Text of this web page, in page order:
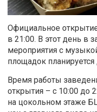
Официальное
в 21:00. В этот день в
мероприятия с
площадок планируется
Время работы
открытия – с 10:00 до
на цокольном этаже